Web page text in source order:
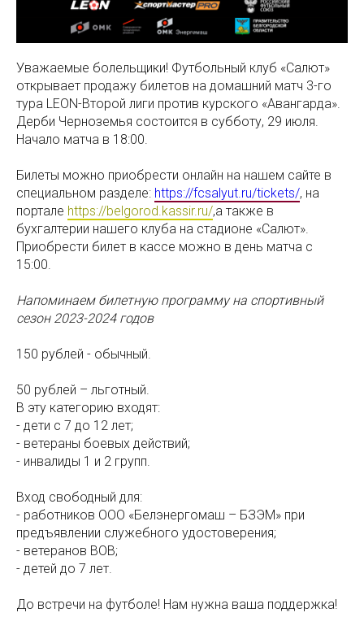
Уважаемые болельщики! Футбольный клуб «Салют»
открывает продажу билетов на домашний матч 3-го
тура LEON-Второй лиги против курского «Авангарда».
Дерби Черноземья состоится в субботу, 29 июля.
Начало матча в 18:00.
Билеты можно приобрести онлайн на нашем сайте в
специальном разделе: https://fcsalyut.ru/tickets/, на
портале https://belgorod.kassir.ru/,а также в
бухгалтерии нашего клуба на стадионе «Салют».
Приобрести билет в кассе можно в день матча с
15:00.
Напоминаем билетную программу на спортивный
сезон 2023-2024 годов
150 рублей - обычный.
50 рублей – льготный.
В эту категорию входят:
- дети с 7 до 12 лет;
- ветераны боевых действий;
- инвалиды 1 и 2 групп.
Вход свободный для:
- работников ООО «Белэнергомаш – БЗЭМ» при
предъявлении служебного удостоверения;
- ветеранов ВОВ;
- детей до 7 лет.
До встречи на футболе! Нам нужна ваша поддержка!